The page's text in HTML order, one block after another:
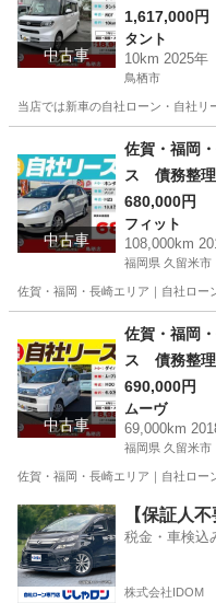
中古車
ツ タント
1,617,000円
タント
10km 2025年
鳥栖市
当店では新車の自社ローン・自社
タント
中古車
佐賀・福岡
ス 債務整
ットシャト
680,000円
フィット
108,000km
福岡県 久留米市
佐賀・福岡・長崎エリア｜自社ロー
フィット
中古車
佐賀・福岡
ス 債務整
コミ定額
年式
690,000円
ムーヴ
69,000km
福岡県 久留米市
佐賀・福岡・長崎エリア｜自社ロー
福岡 久留米市 ムーヴ
【保証人
税金・車検込
株式会社IDOM